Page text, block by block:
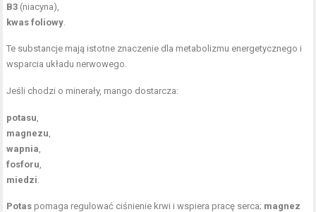
B3 (niacyna),
kwas foliowy
Te substancje mają istotne znaczenie dla metabolizmu energetycznego i
wsparcia układu nerwowego.
Jeśli chodzi o minerały, mango dostarcza:
potasu
magnezu
wapnia
fosforu
miedzi
Potas pomaga regulować ciśnienie krwi i wspiera pracę serca; magnez